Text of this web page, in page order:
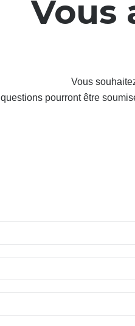
Vous
Vous
pourront être